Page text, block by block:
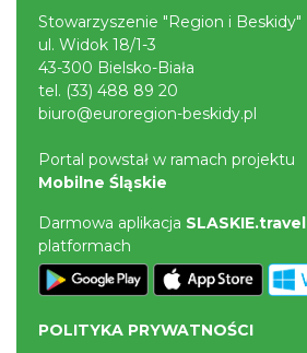
Stowarzyszenie "Region i Beskidy"
ul. Widok 18/1-3
43-300 Bielsko-Biała
tel. (33) 488 89 20
biuro@euroregion-beskidy.pl
Portal powstał w ramach projektu
Mobilne Śląskie
Darmowa aplikacja SLASKIE.travel
platformach
POLITYKA PRYWATNOŚCI